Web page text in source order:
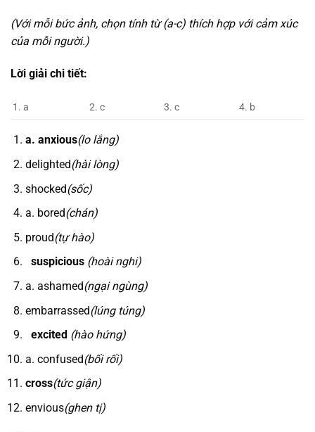
(Với mỗi bức ảnh, chọn tính từ (a-c) thích hợp với cảm xúc
của mỗi người.)
Lời giải chi tiết:
1. a 2. c 3. c 4. b
a. anxious(lo lắng)
delighted(hài lòng)
shocked(sốc)
a. bored(chán)
proud(tự hào)
suspicious(hoài nghi)
a. ashamed(ngại ngùng)
embarrassed(lúng túng)
excited (hào hứng)
a. confused(bối rối)
cross(tức giận)
envious(ghen tị)